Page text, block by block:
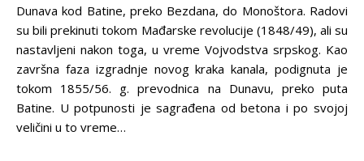
Dunava kod Batine, preko Bezdana, do Monoštora. Radovi
su bili prekinuti tokom Mađarske revolucije (1848/49), ali su
nastavljeni nakon toga, u vreme Vojvodstva srpskog. Kao
završna faza izgradnje novog kraka kanala, podignuta je
tokom 1855/56. g. prevodnica na Dunavu, preko puta
Batine. U potpunosti je sagrađena od betona i po svojoj
veličini u to vreme…